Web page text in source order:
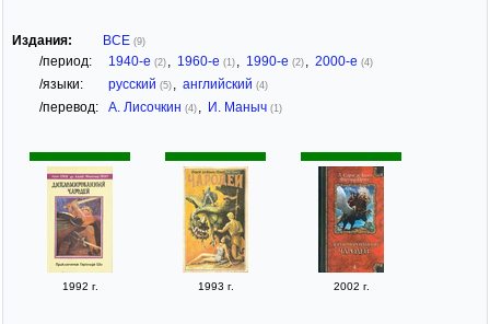
Издания: ВСЕ (9)
/период: 1940-е (2) , 1960-е (1) , 1990-е (2) , 2000-е (4)
/языки: русский (5) , английский (4)
/перевод: А. Лисочкин (4) , И. Маныч (1)
1992 г. 1993 г. 2002 г.